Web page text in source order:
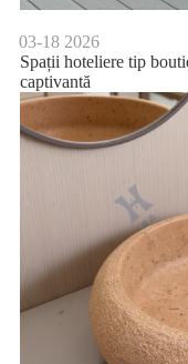
03-18 2026
Spații hoteliere tip
captivantă